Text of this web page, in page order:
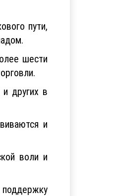
пути,
шести
других в
и
воли и
поддержку